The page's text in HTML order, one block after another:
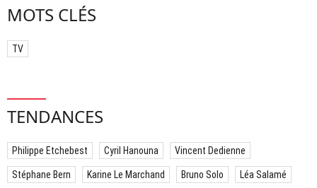
MOTS CLÉS
TV
TENDANCES
Philippe Etchebest Cyril Hanouna Vincent Dedienne
Stéphane Bern Karine Le Marchand Bruno Solo Léa Salamé